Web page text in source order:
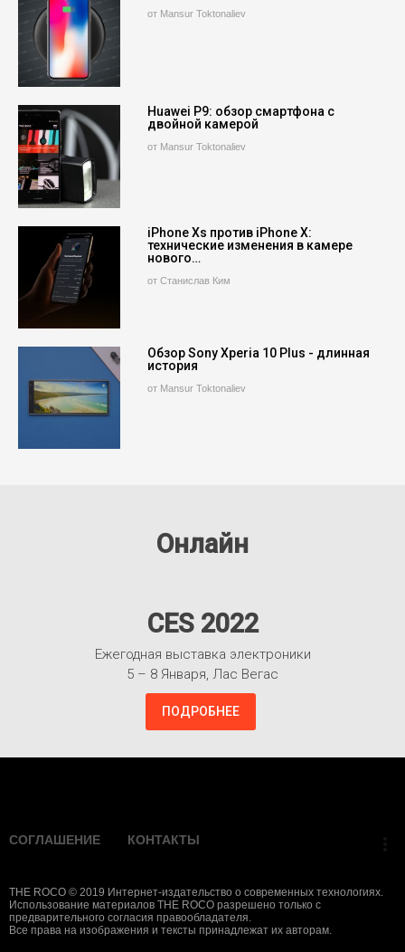
от Mansur Toktonaliev
Huawei P9: обзор смартфона с
двойной камерой
от Mansur Toktonaliev
iPhone Xs против iPhone X:
технические изменения в камере
нового…
от Станислав Ким
Обзор Sony Xperia 10 Plus - длинная
история
от Mansur Toktonaliev
Онлайн
CES 2022
Ежегодная выставка электроники
5 – 8 Января, Лас Вегас
ПОДРОБНЕЕ
СОГЛАШЕНИЕ КОНТАКТЫ
THE ROCO © 2019 Интернет-издательство о современных технологиях.
Использование материалов THE ROCO разрешено только с
предварительного согласия правообладателя.
Все права на изображения и тексты принадлежат их авторам.